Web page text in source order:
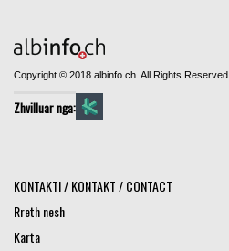
Copyright © 2018 albinfo.ch. All Rights Reserved.
Zhvilluar nga:
KONTAKTI / KONTAKT / CONTACT
Rreth nesh
Karta